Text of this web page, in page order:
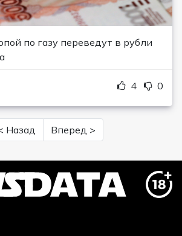
по газу переведут в рубли
4 0
Назад Вперед >